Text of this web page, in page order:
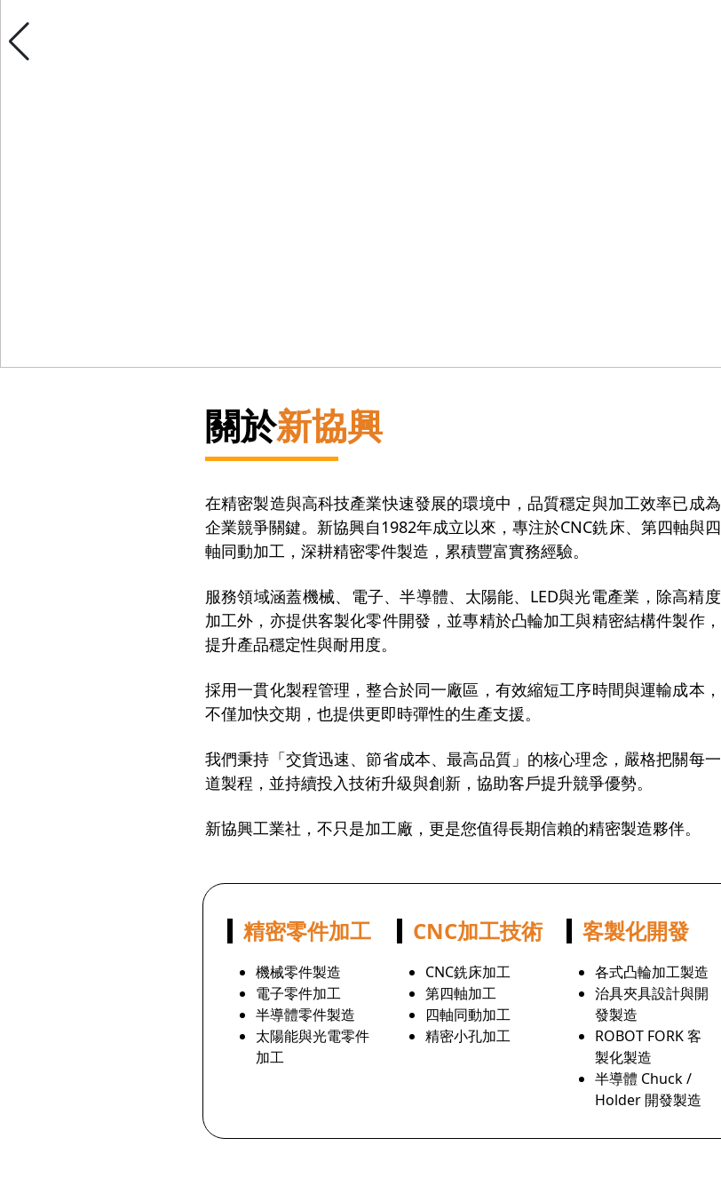
關於新協興
在精密製造與高科技產業快速發展的環境中，品質穩定與加工效率已成為
企業競爭關鍵。新協興自1982年成立以來，專注於CNC銑床、第四軸與四
軸同動加工，深耕精密零件製造，累積豐富實務經驗。
服務領域涵蓋機械、電子、半導體、太陽能、LED與光電產業，除高精度
加工外，亦提供客製化零件開發，並專精於凸輪加工與精密結構件製作，
提升產品穩定性與耐用度。
採用一貫化製程管理，整合於同一廠區，有效縮短工序時間與運輸成本，
不僅加快交期，也提供更即時彈性的生產支援。
我們秉持「交貨迅速、節省成本、最高品質」的核心理念，嚴格把關每一
道製程，並持續投入技術升級與創新，協助客戶提升競爭優勢。
新協興工業社，不只是加工廠，更是您值得長期信賴的精密製造夥伴。
精密零件加工
機械零件製造
電子零件加工
半導體零件製造
太陽能與光電零件
加工
CNC加工技術
CNC銑床加工
第四軸加工
四軸同動加工
精密小孔加工
客製化開發
各式凸輪加工製造
治具夾具設計與開
發製造
ROBOT FORK 客
製化製造
半導體 Chuck /
Holder 開發製造